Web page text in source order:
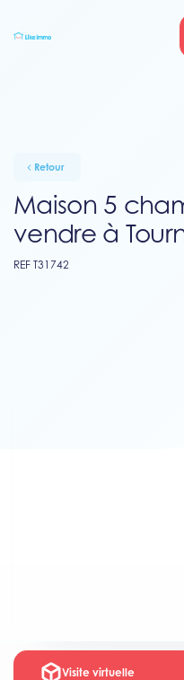
Retour
Maison 5
vendre à
REF T31742
Visite virtuelle